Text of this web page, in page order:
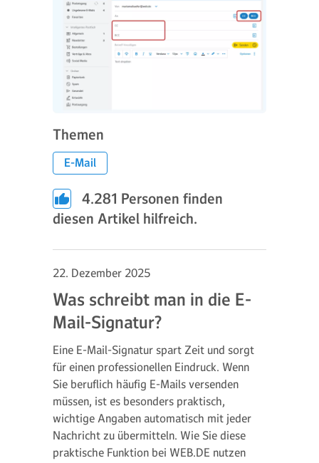
Themen
E-Mail
4.281 Personen finden
diesen Artikel hilfreich.
22. Dezember 2025
Was schreibt man in die E-
Mail-Signatur?
Eine E-Mail-Signatur spart Zeit und sorgt
für einen professionellen Eindruck. Wenn
Sie beruflich häufig E-Mails versenden
müssen, ist es besonders praktisch,
wichtige Angaben automatisch mit jeder
Nachricht zu übermitteln. Wie Sie diese
praktische Funktion bei WEB.DE nutzen